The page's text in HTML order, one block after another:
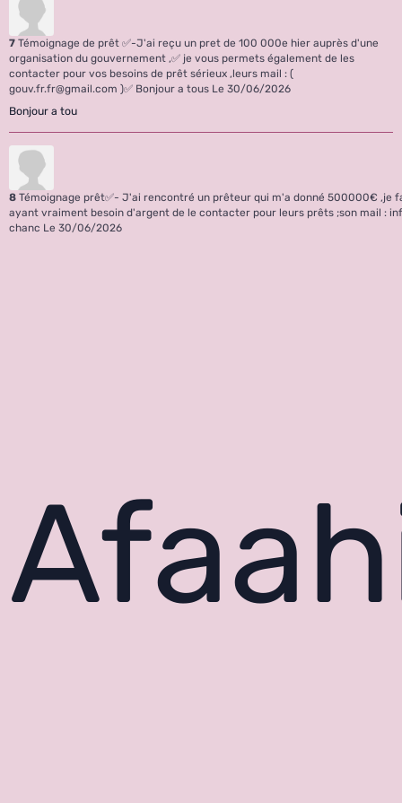
7 Témoignage de prêt ✅-J'ai reçu un pret de 100 000e hier auprès d'une
organisation du gouvernement ,✅ je vous permets également de les
contacter pour vos besoins de prêt sérieux ,leurs mail : (
gouv.fr.fr@gmail.com )✅ Bonjour a tous Le 30/06/2026
Bonjour a tou
8 Témoignage prêt✅- J'ai rencontré un prêteur qui m'a donné 500000€ ,je
ayant vraiment besoin d'argent de le contacter pour leurs prêts ;son mail :
chanc Le 30/06/2026